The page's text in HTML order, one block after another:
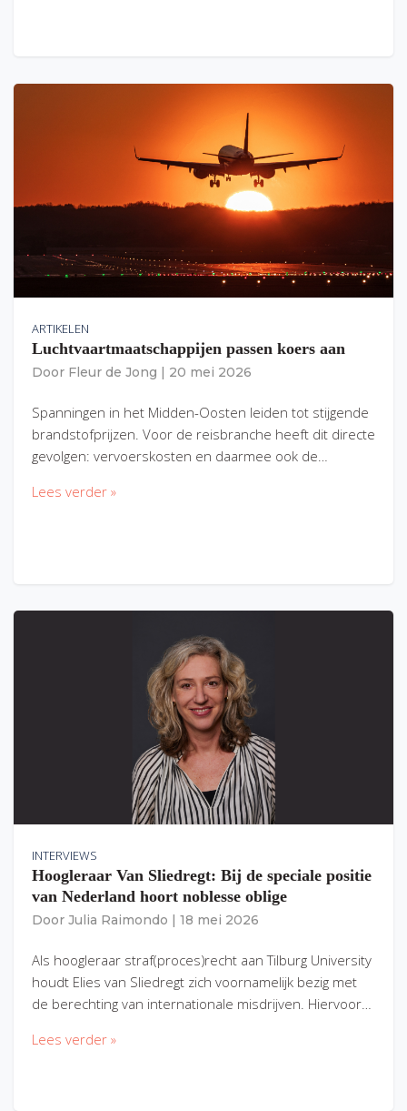
ARTIKELEN
Luchtvaartmaatschappijen passen koers aan
Door Fleur de Jong 20 mei 2026
Spanningen in het Midden-Oosten leiden tot stijgende
brandstofprijzen. Voor de reisbranche heeft dit directe
gevolgen: vervoerskosten en daarmee ook de…
Lees verder »
INTERVIEWS
Hoogleraar Van Sliedregt: Bij de speciale positie
van Nederland hoort noblesse oblige
Door Julia Raimondo 18 mei 2026
Als hoogleraar straf(proces)recht aan Tilburg University
houdt Elies van Sliedregt zich voornamelijk bezig met
de berechting van internationale misdrijven. Hiervoor…
Lees verder »